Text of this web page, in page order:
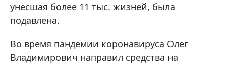
унесшая более 11 тыс. жизней, была
подавлена.
Во время пандемии коронавируса Олег
Владимирович направил средства на